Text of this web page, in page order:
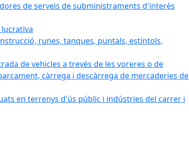
de serveis de subministraments d'interès
runes, tanques, puntals, estíntols,
de vehicles a trevès de les voreres o de
càrrega i descàrrega de mercaderies de
en terrenys d'ús públic i indústries del carrer i